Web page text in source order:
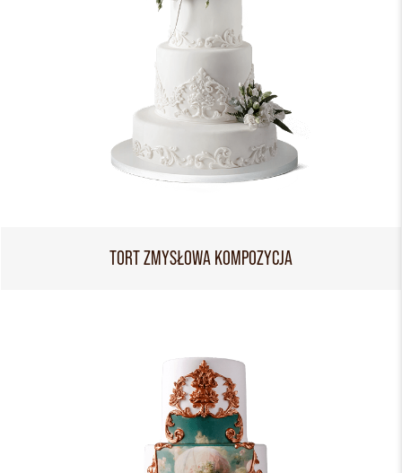
TORT ZMYSŁOWA KOMPOZYCJA